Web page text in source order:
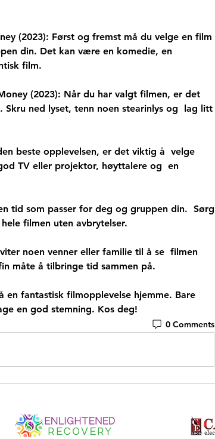
din. Det kan være en komedie, en
film.
ned lyset, tenn noen stearinlys og  lag litt
TV eller projektor, høyttalere og  en
filmen uten avbrytelser.
måte å tilbringe tid sammen på.
en god stemning. Kos deg!
0 Comments